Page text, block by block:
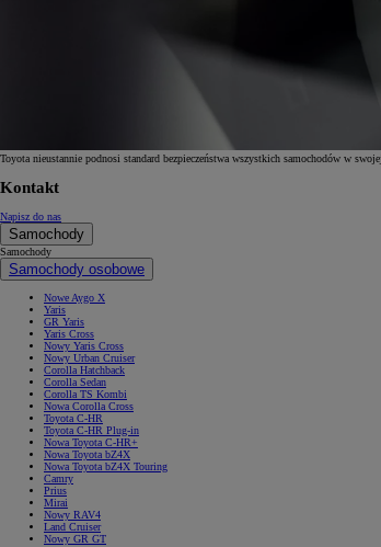
Toyota nieustannie podnosi standard bezpieczeństwa wszystkich samochodów w
Kontakt
Napisz do nas
Samochody
Samochody
Samochody osobowe
Nowe Aygo X
Yaris
GR Yaris
Yaris Cross
Nowy Yaris Cross
Nowy Urban Cruiser
Corolla Hatchback
Corolla Sedan
Corolla TS Kombi
Nowa Corolla Cross
Toyota C-HR
Toyota C-HR Plug-in
Nowa Toyota C-HR+
Nowa Toyota bZ4X
Nowa Toyota bZ4X Touring
Camry
Prius
Mirai
Nowy RAV4
Land Cruiser
Nowy GR GT